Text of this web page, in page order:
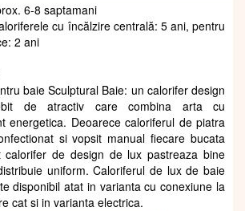
6-8 saptamani
cu încălzire centrală: 5 ani, pentru
2 ani
baie Sculptural Baie: un calorifer design
de atractiv care combina arta cu
energetica. Deoarece caloriferul de piatra
si vopsit manual fiecare bucata
calorifer de design de lux pastreaza bine
uniform. Caloriferul de lux de baie
disponibil atat in varianta cu conexiune la
cat si in varianta electrica.